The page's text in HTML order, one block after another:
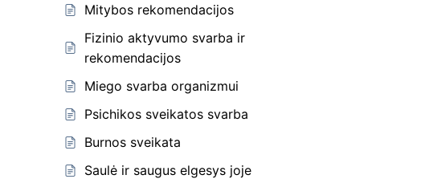
Mitybos rekomendacijos
Fizinio aktyvumo svarba ir
rekomendacijos
Miego svarba organizmui
Psichikos sveikatos svarba
Burnos sveikata
Saulė ir saugus elgesys joje